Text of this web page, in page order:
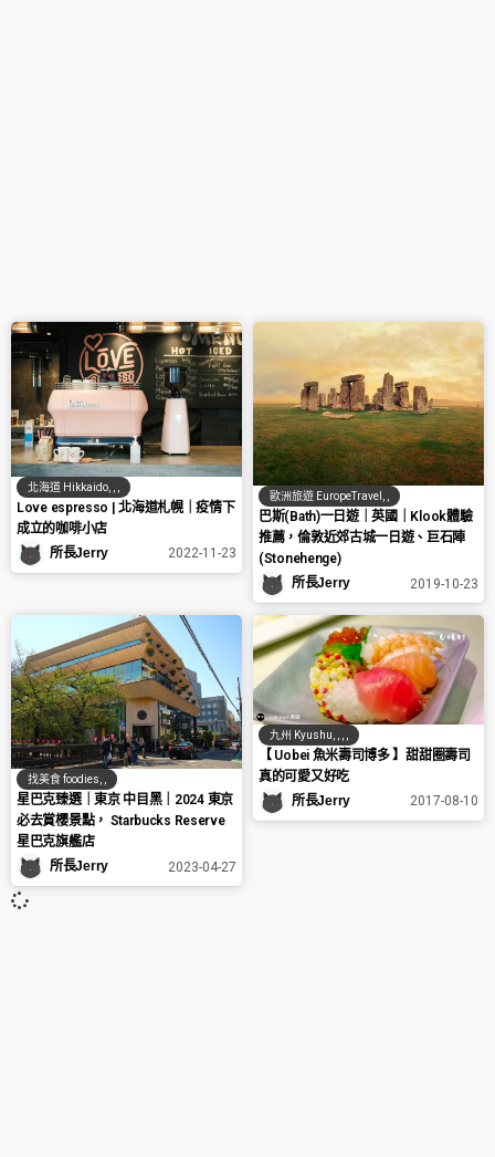
北海道 Hikkaido
Love espresso | 北海道札幌｜疫情下
成立的咖啡小店
所長Jerry
2022-11-23
歐洲旅遊 EuropeTravel
巴斯(Bath)一日遊｜英國｜Klook體驗
推薦，倫敦近郊古城一日遊、巨石陣
(Stonehenge)
所長Jerry
2019-10-23
找美食 foodies, ,
星巴克臻選｜東京 中目黑｜2024 東京
必去賞櫻景點， Starbucks Reserve
星巴克旗艦店
所長Jerry
2023-04-27
九州 Kyushu
【 Uobei 魚米壽司博多 】甜甜圈壽司
真的可愛又好吃
所長Jerry
2017-08-10